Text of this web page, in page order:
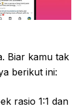
Biar kamu tak
berikut ini:
rasio 1:1 dan